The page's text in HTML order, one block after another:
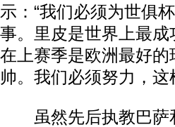
示：“我们必须为世俱
事。里皮是世界上最
在上赛季是欧洲最好
帅。我们必须努力，
虽然先后执教巴萨